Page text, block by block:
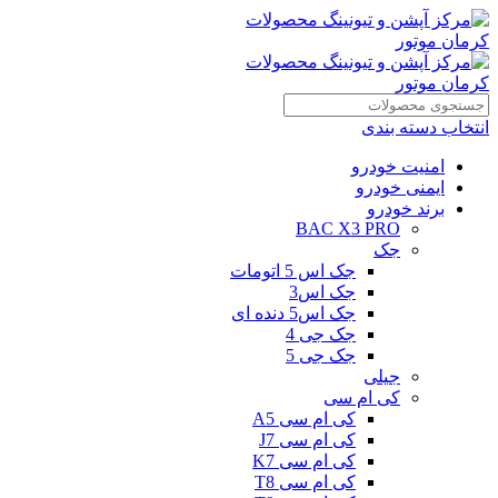
انتخاب دسته بندی
امنیت خودرو
ایمنی خودرو
برند خودرو
BAC X3 PRO
جک
جک اس 5 اتومات
جک اس3
جک اس5 دنده ای
جک جی 4
جک جی 5
جیلی
کی ام سی
کی ام سی A5
کی ام سی J7
کی ام سی K7
کی ام سی T8